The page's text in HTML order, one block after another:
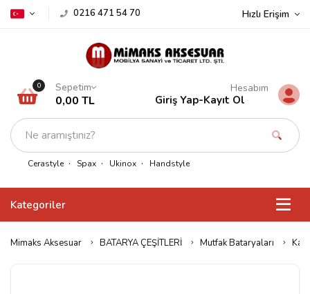
0216 471 54 70 Hızlı Erişim
Cerastyle Spax Ukinox Handstyle
0 Sepetim
0,00 TL
Hesabım
Giriş Yap-Kayıt Ol
Kategoriler
Mimaks Aksesuar BATARYA ÇEŞİTLERİ Mutfak Bataryaları